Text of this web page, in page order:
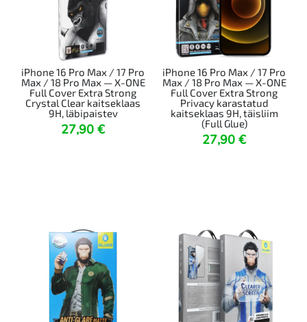
iPhone 16 Pro Max / 17 Pro
Max / 18 Pro Max — X-ONE
Full Cover Extra Strong
Crystal Clear kaitseklaas
9H, läbipaistev
27,90 €
iPhone 16 Pro Max / 17 Pro
Max / 18 Pro Max — X-ONE
Full Cover Extra Strong
Privacy karastatud
kaitseklaas 9H, täisliim
(Full Glue)
27,90 €